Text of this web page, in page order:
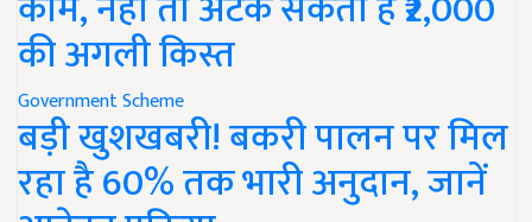
की अगली किस्त
Government Scheme
बड़ी खुशखबरी! बकरी पालन पर मिल
रहा है 60% तक भारी अनुदान, जानें